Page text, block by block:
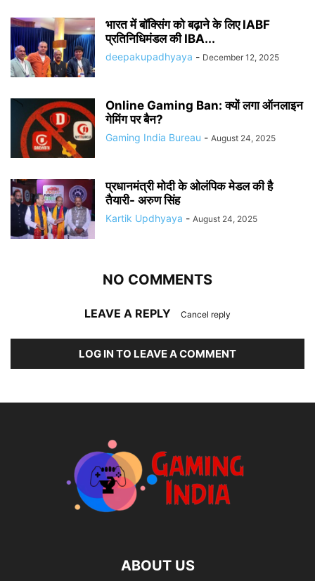
भारत में बॉक्सिंग को बढ़ाने के लिए IABF
प्रतिनिधिमंडल की IBA...
deepakupadhyaya - December 12, 2025
Online Gaming Ban: क्यों लगा ऑनलाइन
गेमिंग पर बैन?
Gaming India Bureau - August 24, 2025
प्रधानमंत्री मोदी के ओलंपिक मेडल की है
तैयारी- अरुण सिंह
Kartik Updhyaya - August 24, 2025
NO COMMENTS
LEAVE A REPLY Cancel reply
LOG IN TO LEAVE A COMMENT
ABOUT US